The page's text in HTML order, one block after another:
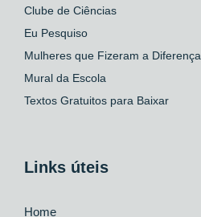
Clube de Ciências
Eu Pesquiso
Mulheres que Fizeram a Diferença
Mural da Escola
Textos Gratuitos para Baixar
Links úteis
Home